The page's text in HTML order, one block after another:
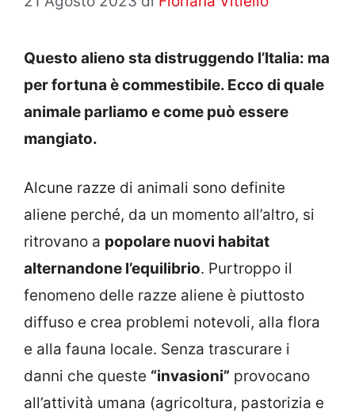
Questo alieno sta distruggendo l’Italia: ma
per fortuna è commestibile. Ecco di quale
animale parliamo e come può essere
mangiato.
Alcune razze di animali sono definite
aliene perché, da un momento all’altro, si
ritrovano a popolare nuovi habitat
alternandone l’equilibrio. Purtroppo il
fenomeno delle razze aliene è piuttosto
diffuso e crea problemi notevoli, alla flora
e alla fauna locale. Senza trascurare i
danni che queste “invasioni” provocano
all’attività umana (agricoltura, pastorizia e